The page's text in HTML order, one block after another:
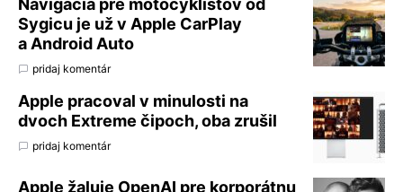
Navigácia pre motocyklistov od
Sygicu je už v Apple CarPlay
a Android Auto
pridaj komentár
Apple pracoval v minulosti na
dvoch Extreme čipoch, oba zrušil
pridaj komentár
Apple žaluje OpenAI pre korporátnu